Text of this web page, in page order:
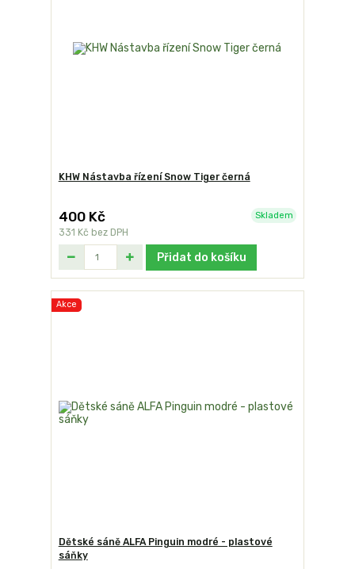
KHW Nástavba řízení Snow Tiger černá
400 Kč
331 Kč bez DPH
Skladem
Přidat do košíku
Akce
Dětské sáně ALFA Pinguin modré - plastové
sáňky